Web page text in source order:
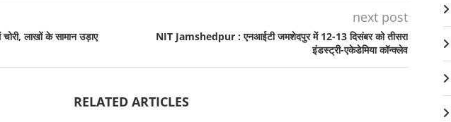
लाखों के सामान उड़ाए
next post
NIT Jamshedpur : एनआईटी जमशेदपुर में 12-13 दिसंबर को तीसरा
इंडस्ट्री-एकेडेमिया कॉन्क्लेव
RELATED ARTICLES